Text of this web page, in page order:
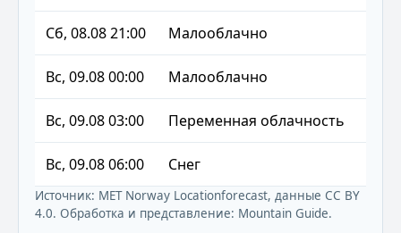
Сб, 08.08 21:00 Малооблачно
Вс, 09.08 00:00 Малооблачно
Вс, 09.08 03:00 Переменная облачность
Вс, 09.08 06:00 Снег
Источник: MET Norway Locationforecast, данные CC BY
4.0. Обработка и представление: Mountain Guide.